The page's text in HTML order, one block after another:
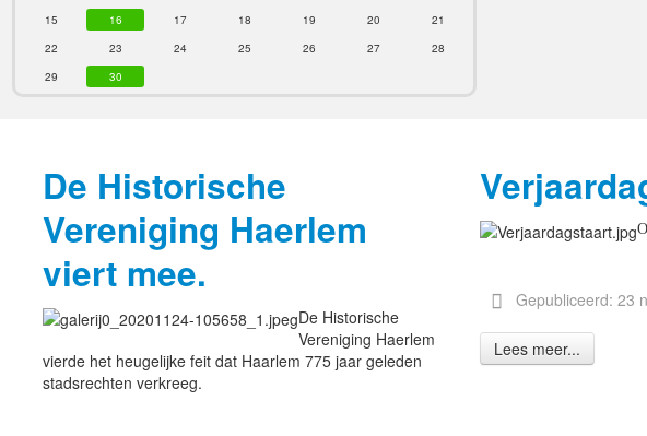
15
16 17 18 19 20
21
22
23 24 25 26 27
28
29
30
De Historische
Vereniging Haerlem
viert mee.
De Historische
Vereniging Haerlem
vierde het heugelijke feit dat Haarlem 775 jaar geleden
stadsrechten verkreeg.
Gepubliceerd: 23
Lees meer...